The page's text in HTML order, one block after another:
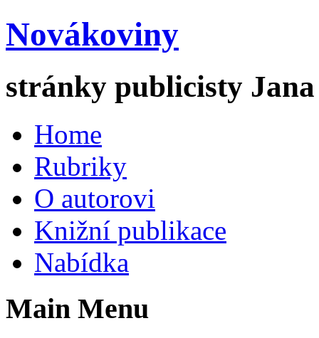
Novákoviny
stránky publicisty
Home
Rubriky
O autorovi
Knižní publikace
Nabídka
Main Menu